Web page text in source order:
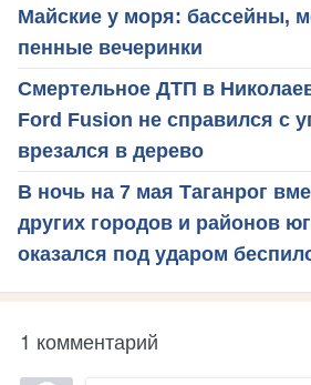
Майские у моря: бассейны,
пенные вечеринки
Смертельное ДТП в
Ford Fusion не справился с
врезался в дерево
В ночь на 7 мая Таганрог
других городов и районов
оказался под ударом
1 комментарий